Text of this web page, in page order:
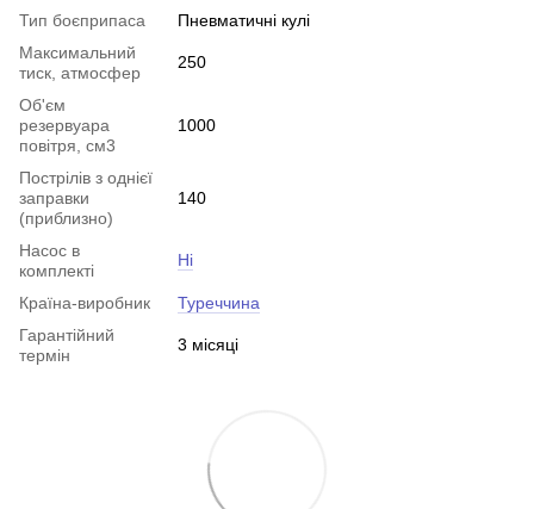
Тип боєприпаса
Пневматичні кулі
Максимальний
тиск, атмосфер
250
Об'єм
резервуара
повітря, см3
1000
Пострілів з однієї
заправки
(приблизно)
140
Насос в
комплекті
Ні
Країна-виробник
Туреччина
Гарантійний
термін
3 місяці